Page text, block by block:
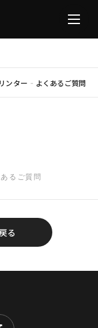
ンター - よくあるご質問
るご質問
る